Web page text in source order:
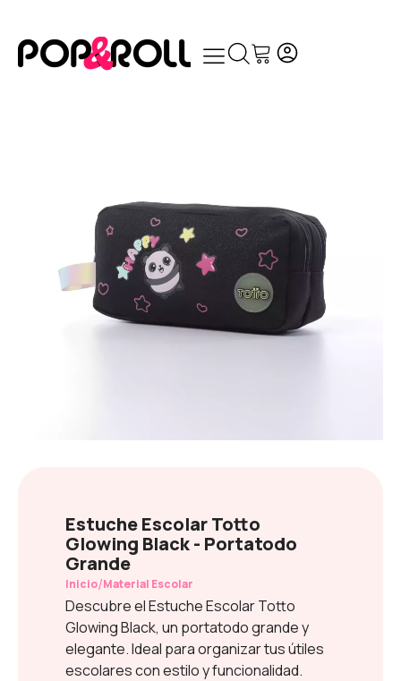
Estuche Escolar Totto
Glowing Black - Portatodo
Grande
Inicio/Material Escolar
Descubre el Estuche Escolar Totto
Glowing Black, un portatodo grande y
elegante. Ideal para organizar tus útiles
escolares con estilo y funcionalidad.